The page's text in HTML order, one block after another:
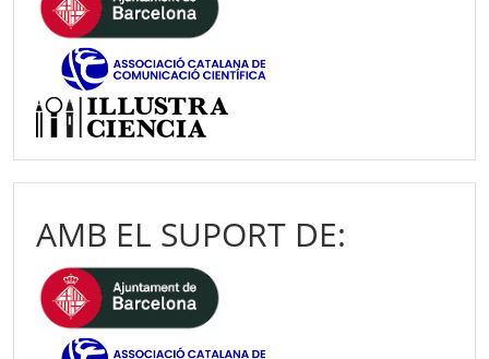
AMB EL SUPORT DE: